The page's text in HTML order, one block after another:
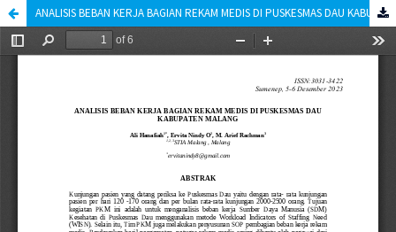
ANALISIS BEBAN KERJA BAGIAN REKAM MEDIS DI PUSKESMAS DAU KABUPATEN MALANG